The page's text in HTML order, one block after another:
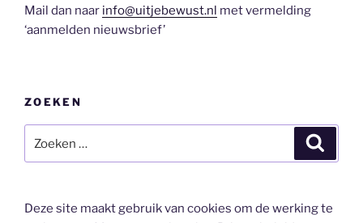
Mail dan naar info@uitjebewust.nl met vermelding
‘aanmelden nieuwsbrief’
ZOEKEN
naar:
Deze site maakt gebruik van cookies om de werking te